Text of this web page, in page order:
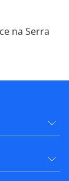
na Serra